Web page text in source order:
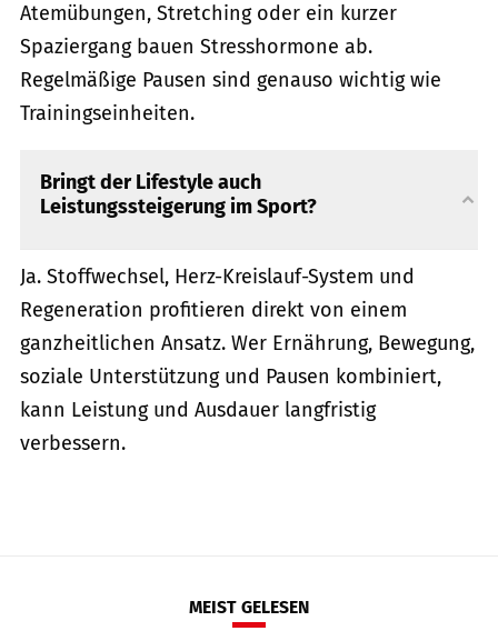
Atemübungen, Stretching oder ein kurzer
Spaziergang bauen Stresshormone ab.
Regelmäßige Pausen sind genauso wichtig wie
Trainingseinheiten.
Bringt der Lifestyle auch
Leistungssteigerung im Sport?
Ja. Stoffwechsel, Herz-Kreislauf-System und
Regeneration profitieren direkt von einem
ganzheitlichen Ansatz. Wer Ernährung, Bewegung,
soziale Unterstützung und Pausen kombiniert,
kann Leistung und Ausdauer langfristig
verbessern.
MEIST GELESEN